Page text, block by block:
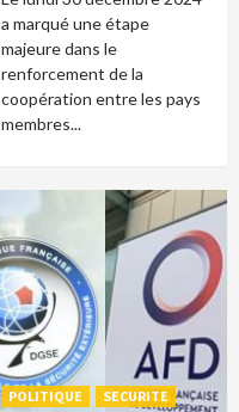
a marqué une étape
majeure dans le
renforcement de la
coopération entre les pays
membres...
POLITIQUE
SECURITE